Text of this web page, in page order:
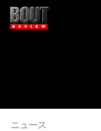
コンテンツへスキ
ニュース